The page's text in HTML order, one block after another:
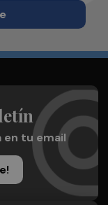
en tu email